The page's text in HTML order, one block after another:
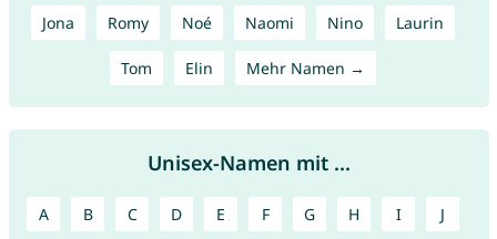
Jona Romy Noé Naomi Nino Laurin
Tom Elin Mehr Namen →
Unisex-Namen mit ...
A B C D E F G H I J